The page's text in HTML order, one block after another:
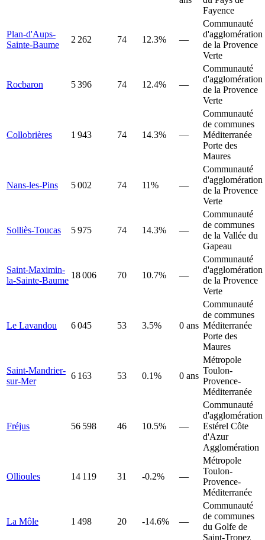
Fayence
Plan-d'Aups-
Sainte-Baume
2 262 74 12.3% —
Communauté
d'agglomération
de la Provence
Verte
Rocbaron 5 396 74 12.4% —
Communauté
d'agglomération
de la Provence
Verte
Collobrières 1 943 74 14.3% —
Communauté
de communes
Méditerranée
Porte des
Maures
Nans-les-Pins 5 002 74 11% —
Communauté
d'agglomération
de la Provence
Verte
Solliès-Toucas 5 975 74 14.3% —
Communauté
de communes
de la Vallée du
Gapeau
Saint-Maximin-
la-Sainte-Baume
18 006 70 10.7% —
Communauté
d'agglomération
de la Provence
Verte
Le Lavandou 6 045 53 3.5% 0 ans
Communauté
de communes
Méditerranée
Porte des
Maures
Saint-Mandrier-
sur-Mer
6 163 53 0.1% 0 ans
Métropole
Toulon-
Provence-
Méditerranée
Fréjus 56 598 46 10.5% —
Communauté
d'agglomération
Estérel Côte
d'Azur
Agglomération
Ollioules 14 119 31 -0.2% —
Métropole
Toulon-
Provence-
Méditerranée
La Môle 1 498 20 -14.6% —
Communauté
de communes
du Golfe de
Saint-Tropez